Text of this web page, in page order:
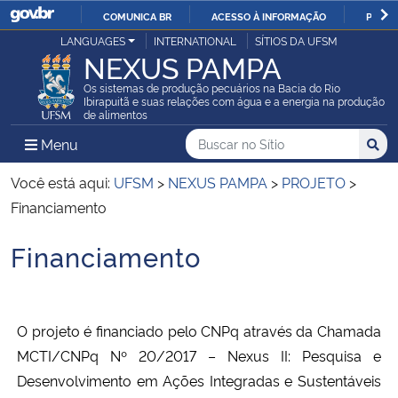
IR
PARA
O
COMUNICA BR ACESSO À INFORMAÇÃO
Ministério da Justiça e Segurança Pública
Ministério da Defesa
Ministério das Relações Exteriores
Ministério da Infraestrutura
Ministério da Educação
LANGUAGES INTERNATIONAL SÍTIOS DA UFSM
NEXUS PAMPA
Os sistemas de produção pecuários na Bacia do Rio
Ibirapuitã e suas relações com água e a energia na produção
de alimentos
Menu Menu Principal do Sítio
Busca
Buscar no no Sítio
Busca:
Você está aqui: UFSM > NEXUS PAMPA > PROJETO >
Financiamento
Início do conteúdo
Financiamento
O projeto é financiado pelo CNPq através da Chamada
MCTI/CNPq Nº 20/2017 – Nexus II: Pesquisa e
Desenvolvimento em Ações Integradas e Sustentáveis